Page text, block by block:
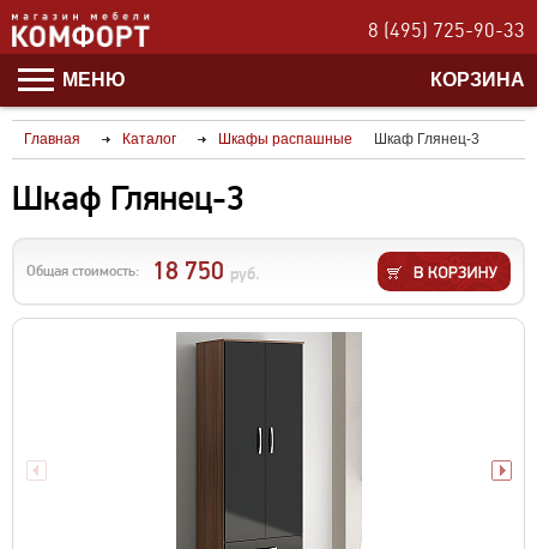
8 (495) 725-90-33
МЕНЮ КОРЗИНА
Главная Каталог Шкафы распашные Шкаф Глянец-3
Шкаф Глянец-3
Общая стоимость: 18 750 руб.